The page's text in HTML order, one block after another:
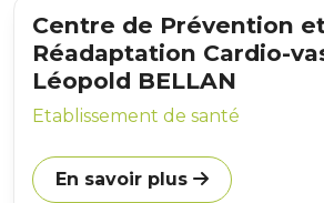
Centre de Prévention
Réadaptation Cardio-
Léopold BELLAN
Etablissement de santé
En savoir plus